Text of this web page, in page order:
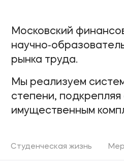
Московский
рынка труда.
Мы реализуем
степени,
имущественным
Студенческая жизнь